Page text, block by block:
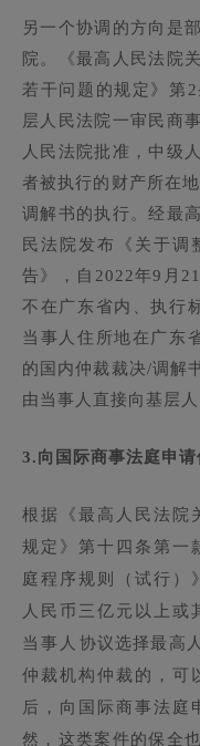
另一个协调的方向是
院。《最高人民法院
若干问题的规定》第
层人民法院一审民商
人民法院批准，中级
者被执行的财产所在
调解书的执行。经最
民法院发布《关于调
告》，自2022年9月
不在广东省内、执行
当事人住所地在广东
的国内仲裁裁决/调解
由当事人直接向基层
3.向国际商事法庭申请
根据《最高人民法院
规定》第十四条第一
庭程序规则（试行）
人民币三亿元以上或
当事人协议选择最高
仲裁机构仲裁的，可
后，向国际商事法庭
然，这类案件的保全